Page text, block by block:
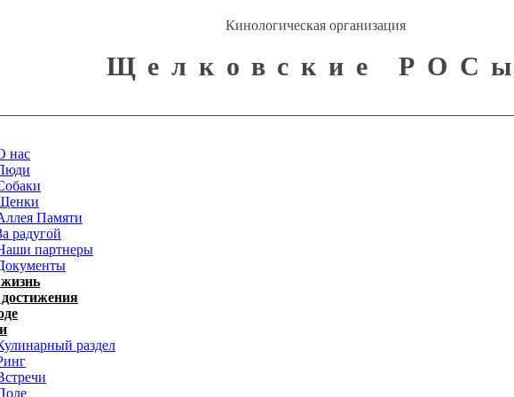
Кинологическая организация
Щелковские
нас
Памяти
радугой
партнеры
раздел